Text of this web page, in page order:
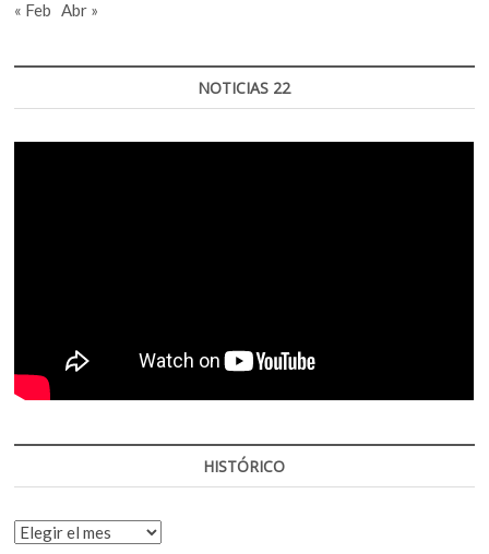
« Feb Abr »
NOTICIAS 22
HISTÓRICO
HISTÓRICO